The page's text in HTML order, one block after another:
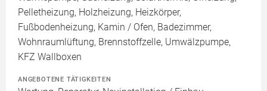
Pelletheizung, Holzheizung, Heizkörper,
Fußbodenheizung, Kamin / Ofen, Badezimmer,
Wohnraumlüftung, Brennstoffzelle, Umwälzpumpe,
KFZ Wallboxen
ANGEBOTENE TÄTIGKEITEN